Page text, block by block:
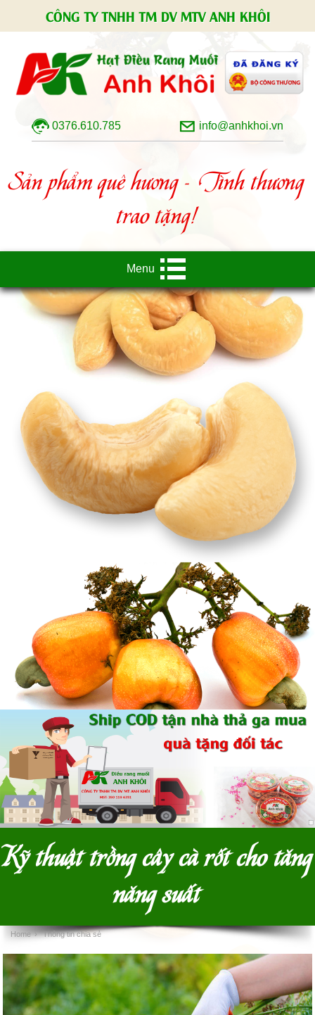
CÔNG TY TNHH TM DV MTV ANH KHÔI
0376.610.785 info@anhkhoi.vn
Sản phẩm quê hương - Tình thương
trao tặng!
Menu
Kỹ thuật trồng cây cà rốt cho tăng
năng suất
Home › Thông tin chia sẻ